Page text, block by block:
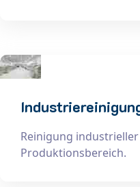
Reinigung
Produktionsbereich.